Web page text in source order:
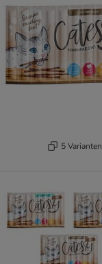
5 Varianten